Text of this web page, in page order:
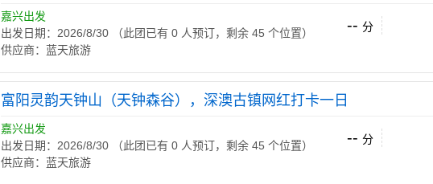
嘉兴出发
出发日期：2026/8/30 （此团已有 0 人预订，剩余 45 个位置）
供应商：蓝天旅游
-- 分
富阳灵韵天钟山（天钟森谷），深澳古镇网红打卡一日
嘉兴出发
出发日期：2026/8/30 （此团已有 0 人预订，剩余 45 个位置）
供应商：蓝天旅游
-- 分